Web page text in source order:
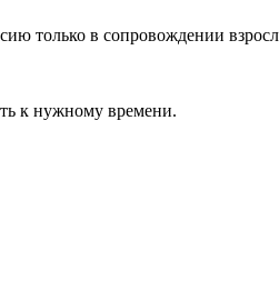
только в сопровождении
к нужному времени.